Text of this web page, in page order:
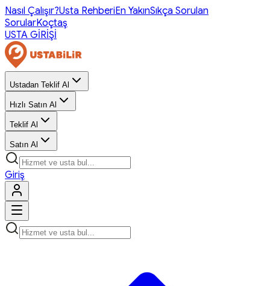
Nasıl Çalışır?Usta RehberiEn YakınSıkça Sorulan
SorularKoçtaş
USTA GİRİŞİ
Ustadan Teklif Al
Hızlı Satın Al
Teklif Al
Satın Al
Giriş